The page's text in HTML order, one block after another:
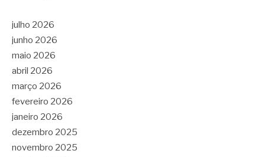
julho 2026
junho 2026
maio 2026
abril 2026
março 2026
fevereiro 2026
janeiro 2026
dezembro 2025
novembro 2025